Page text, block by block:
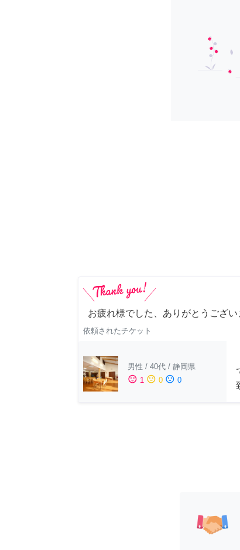
お疲れ様でした、ありがとうござ
依頼されたチケット
男性 / 40代 / 静岡県
sentiment_satisfied 1 sentiment_neutral 0 sentiment_dissatisfied 0